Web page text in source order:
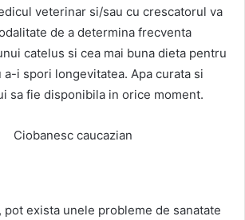
veterinar si/sau cu crescatorul va
de a determina frecventa
catelus si cea mai buna dieta pentru
i spori longevitatea. Apa curata si
sa fie disponibila in orice moment.
pot exista unele probleme de sanatate